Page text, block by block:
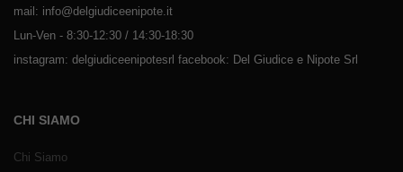
mail: info@delgiudiceenipote.it
Lun-Ven - 8:30-12:30 / 14:30-18:30
instagram: delgiudiceenipotesrl facebook: Del Giudice e Nipote Srl
CHI SIAMO
Chi Siamo